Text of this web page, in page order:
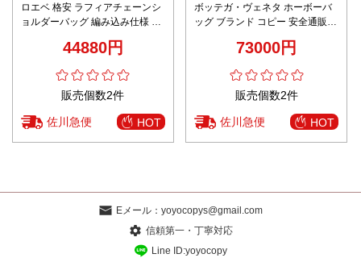
ロエベ 格安 ラフィアチェーンシ
ョルダーバッグ 編み込み仕様 発
44880円
販売個数2件
佐川急便 HOT
ボッテガ・ヴェネタ ホーボーバ
ッグ ブランド コピー 安全通販
ート仕様 安心発送保証
73000円
販売個数2件
佐川急便 HOT
Eメール： yoyocopys@gmail.com
信頼第一・丁寧対応
Line ID:yoyocopy